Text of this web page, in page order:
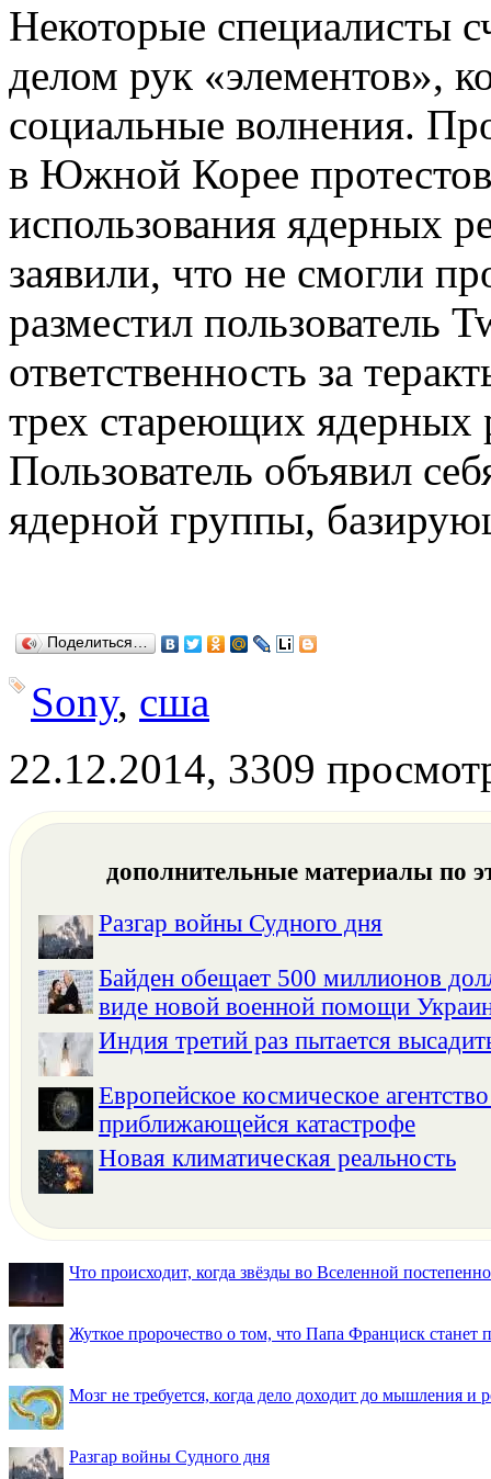
Некоторые специалисты
делом рук «элементов»,
социальные волнения.
в Южной Корее
использования ядерных
заявили, что не смогли
разместил пользователь
ответственность за
трех стареющих ядерных
Пользователь объявил
ядерной группы,
Поделиться…
Sony, сша
22.12.2014, 3309
дополнительные материалы по
Разгар войны Судного дня
Байден обещает 500 миллионов
виде новой военной помощи
Индия третий раз пытается
Европейское космическое
приближающейся катастрофе
Новая климатическая реальность
Что происходит, когда звёзды во Вселенной
Жуткое пророчество о том, что Папа Франциск
Мозг не требуется, когда дело доходит до мышления и
Разгар войны Судного дня